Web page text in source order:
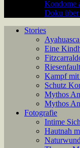
Kondome
Doku
Stories
Eine
Kampf mit
Schutz
Mythos
Mythos
Fotografie
Intime
Hautnah